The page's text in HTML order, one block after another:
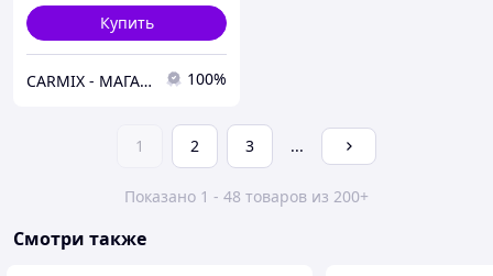
Купить
СARMIX - МАГАЗИН АВТОЗАПЧАСТЕЙ В НУР-СУЛТАНЕ (АСТАНА) 100%
1 2 3 ...
Показано 1 - 48 товаров из 200+
Смотри также